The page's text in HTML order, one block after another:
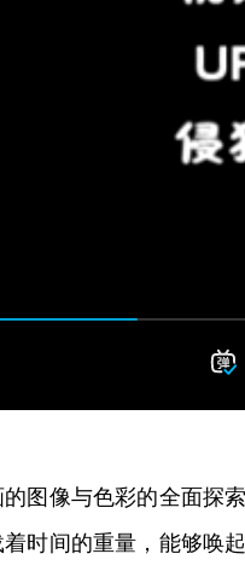
图像与色彩的全面
时间的重量，能够唤